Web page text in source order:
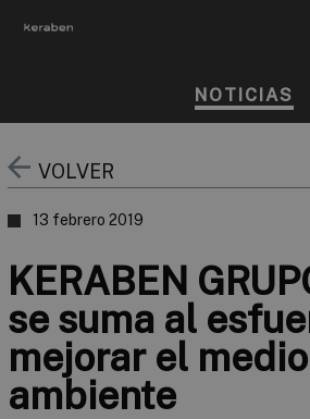
NOTICIAS
VOLVER
13 febrero 2019
KERABEN
se suma al
mejorar el medio
ambiente